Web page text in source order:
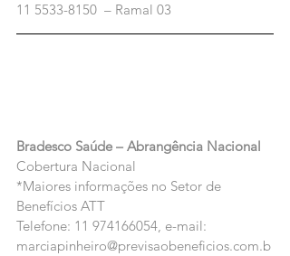
11 5533-8150  – Ramal 03
Bradesco Saúde – Abrangência Nacional
Cobertura Nacional
*Maiores informações no Setor de
Benefícios ATT
Telefone: 11 974166054, e-mail:
marciapinheiro@previsaobeneficios.com.b